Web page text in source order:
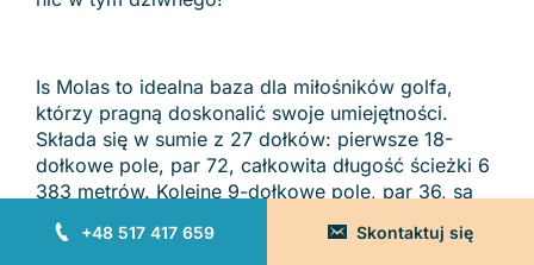
+48 517 417 659 Skontaktuj się
Is Molas to idealna baza dla miłośników golfa,
którzy pragną doskonalić swoje umiejętności.
Składa się w sumie z 27 dołków: pierwsze 18-
dołkowe pole, par 72, całkowita długość ścieżki 6
383 metrów. Kolejne 9-dołkowe pole, par 36, są
ustawione na trasie o długości 3 155 metrów. Is
Molas Club przyciąga zarówno początkujących,